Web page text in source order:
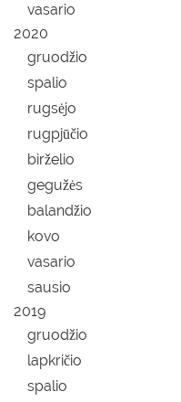
vasario
2020
gruodžio
spalio
rugsėjo
rugpjūčio
birželio
gegužės
balandžio
kovo
vasario
sausio
2019
gruodžio
lapkričio
spalio